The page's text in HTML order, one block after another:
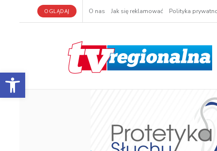
Otwórz pasek narzędzi
OGLĄDAJ O nas Jak się reklamować Polityka